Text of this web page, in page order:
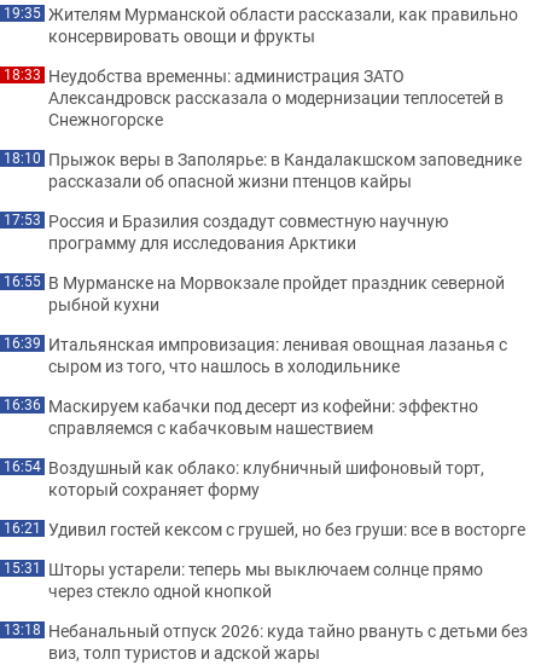
19:35 Жителям Мурманской области рассказали, как правильно
консервировать овощи и фрукты
18:33 Неудобства временны: администрация ЗАТО
Александровск рассказала о модернизации теплосетей в
Снежногорске
18:10 Прыжок веры в Заполярье: в Кандалакшском заповеднике
рассказали об опасной жизни птенцов кайры
17:53 Россия и Бразилия создадут совместную научную
программу для исследования Арктики
16:55 В Мурманске на Морвокзале пройдет праздник северной
рыбной кухни
16:39 Итальянская импровизация: ленивая овощная лазанья с
сыром из того, что нашлось в холодильнике
16:36 Маскируем кабачки под десерт из кофейни: эффектно
справляемся с кабачковым нашествием
16:54 Воздушный как облако: клубничный шифоновый торт,
который сохраняет форму
16:21 Удивил гостей кексом с грушей, но без груши: все в восторге
15:31 Шторы устарели: теперь мы выключаем солнце прямо
через стекло одной кнопкой
13:18 Небанальный отпуск 2026: куда тайно рвануть с детьми без
виз, толп туристов и адской жары